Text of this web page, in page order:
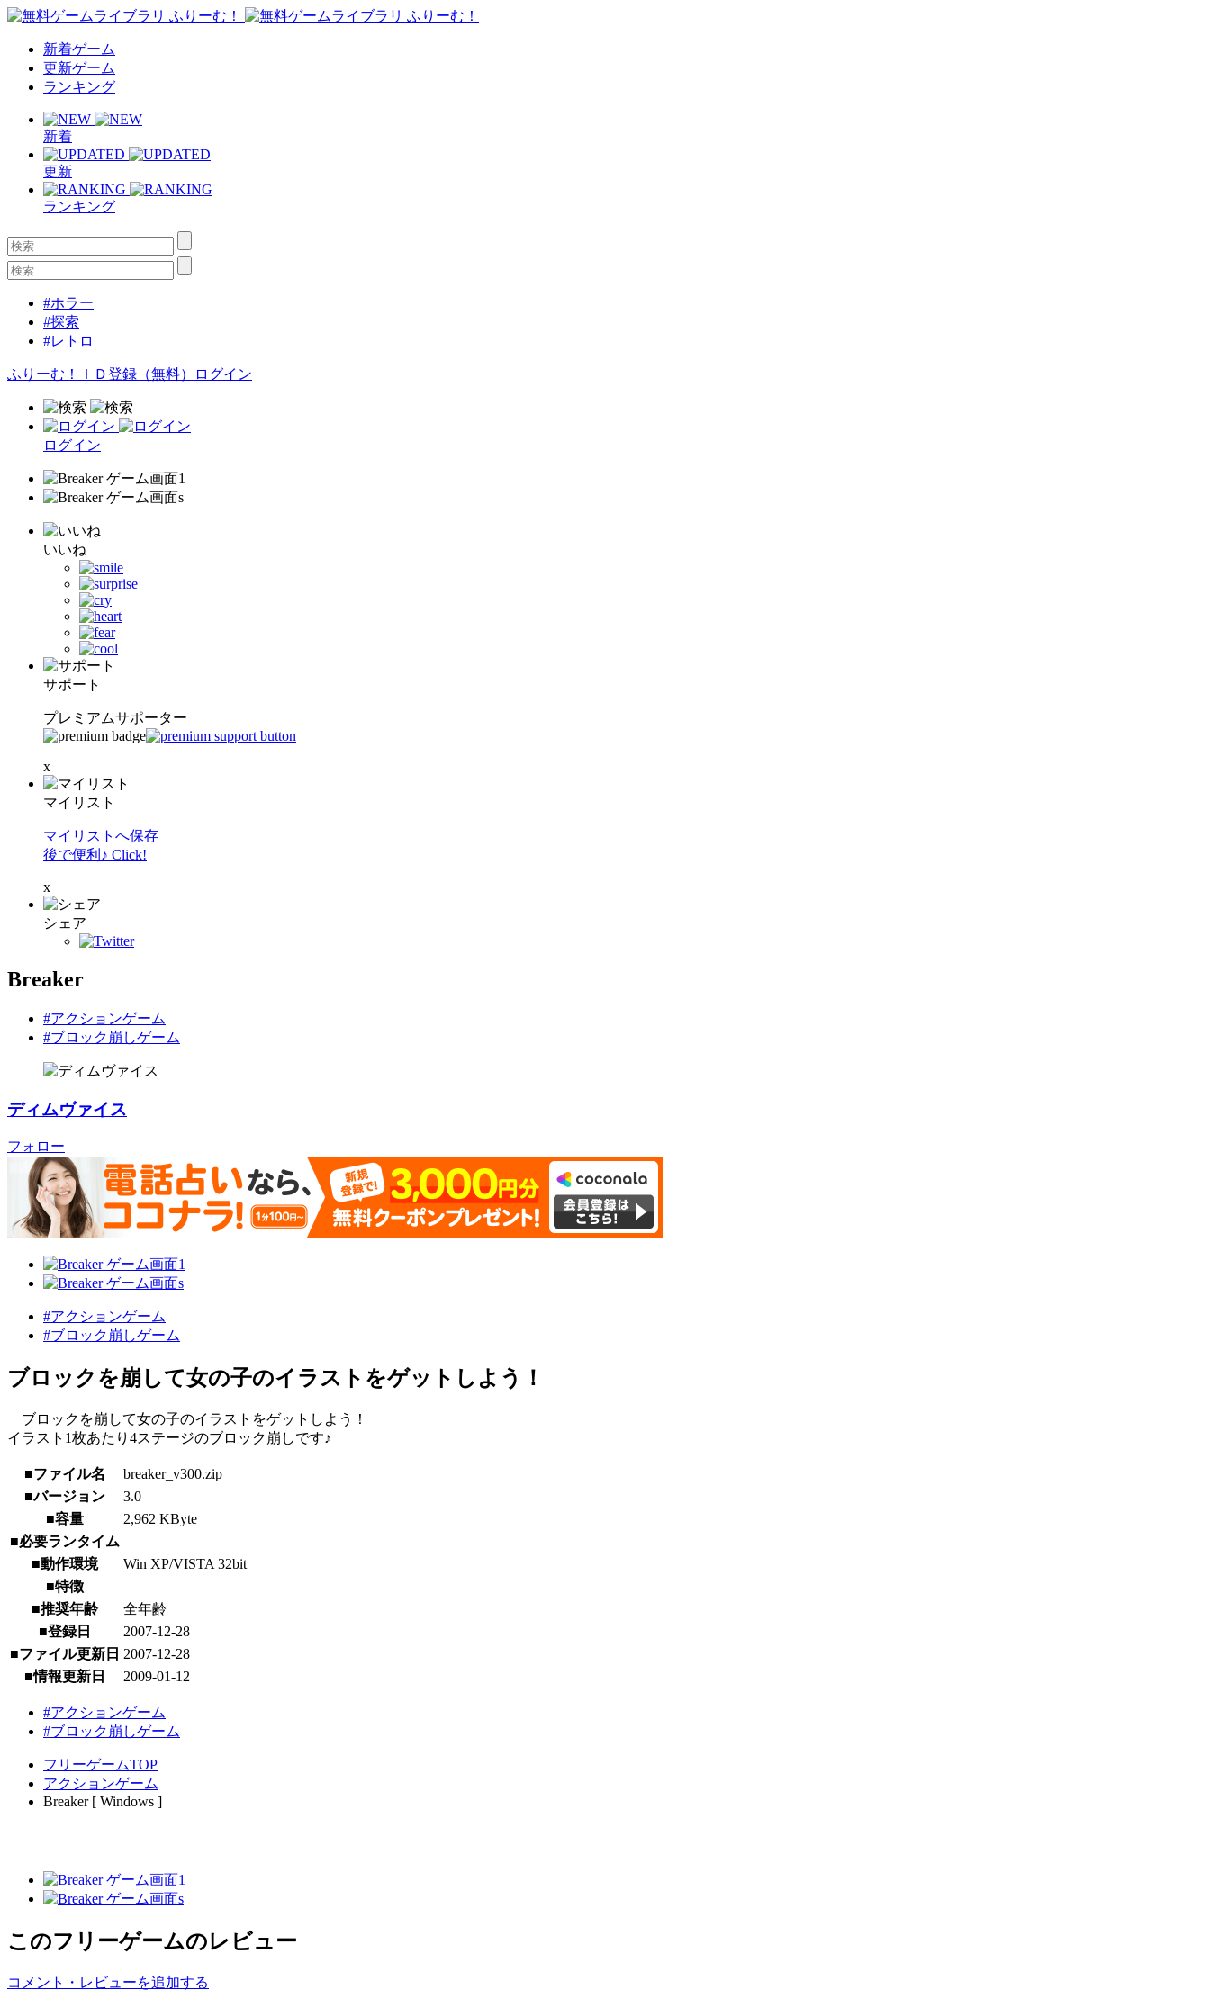
新着ゲーム
更新ゲーム
ランキング
新着
更新
ランキング
#ホラー
#探索
#レトロ
ふりーむ！ＩＤ登録（無料） ログイン
ログイン
いいね
サポート
プレミアムサポーター
x
マイリスト
マイリストへ保存
後で便利♪ Click!
x
シェア
Breaker
#アクションゲーム
#ブロック崩しゲーム
ディムヴァイス
フォロー
#アクションゲーム
#ブロック崩しゲーム
ブロックを崩して女の子のイラストをゲットしよう！
ブロックを崩して女の子のイラストをゲットしよう！
イラスト1枚あたり4ステージのブロック崩しです♪
■ファイル名
breaker_v300.zip
■バージョン
3.0
■容量
2,962 KByte
■必要ランタイム
■動作環境
Win XP/VISTA 32bit
■特徴
■推奨年齢
全年齢
■登録日
2007-12-28
■ファイル更新日 2007-12-28
■情報更新日
2009-01-12
#アクションゲーム
#ブロック崩しゲーム
フリーゲームTOP
アクションゲーム
Breaker [ Windows ]
このフリーゲームのレビュー
コメント・レビューを追加する